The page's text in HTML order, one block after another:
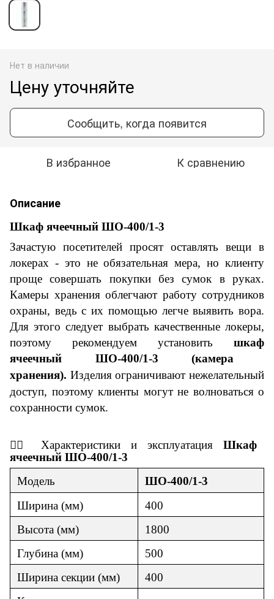
Нет в наличии
Цену уточняйте
Сообщить, когда появится
В избранное К сравнению
Описание
Шкаф ячеечный ШО-400/1-3
Зачастую посетителей просят оставлять вещи в
локерах - это не обязательная мера, но клиенту
проще совершать покупки без сумок в руках.
Камеры хранения облегчают работу сотрудников
охраны, ведь с их помощью легче выявить вора.
Для этого следует выбрать качественные локеры,
поэтому рекомендуем установить шкаф
ячеечный ШО-400/1-3 (камера
хранения). Изделия ограничивают нежелательный
доступ, поэтому клиенты могут не волноваться о
сохранности сумок.
👇🏼 Характеристики и эксплуатация Шкаф
ячеечный ШО-400/1-3
Модель
ШО-400/1-3
Ширина (мм)
400
Высота (мм)
1800
Глубина (мм)
500
Ширина секции (мм)
400